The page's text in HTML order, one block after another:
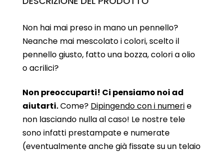
Non hai mai preso in mano un pennello?
Neanche mai mescolato i colori, scelto il
pennello giusto, fatto una bozza, colori a olio
o acrilici?
Non preoccuparti! Ci pensiamo noi ad
aiutarti.Come? Dipingendo con i numerie
non lasciando nulla al caso! Le nostre tele
sono infatti prestampate e numerate
(eventualmente anche già fissate su un telaio